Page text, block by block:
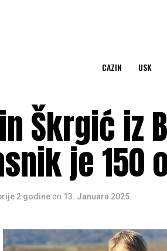
CAZIN USK
Škrgić iz
je 150
2 godine on 13. Januara 2025.